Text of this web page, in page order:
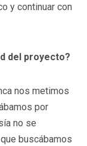
y continuar con
del proyecto?
nos metimos
por
no se
buscábamos